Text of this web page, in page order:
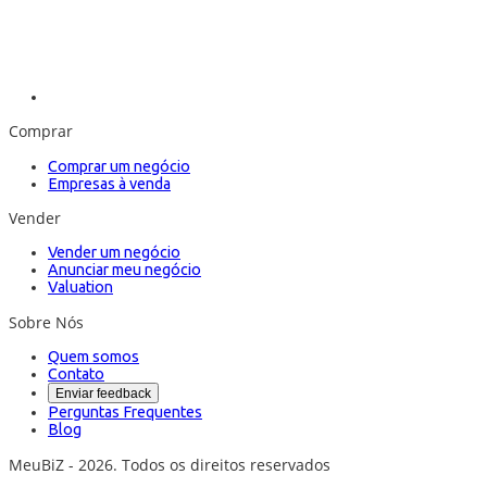
Comprar
Comprar um negócio
Empresas à venda